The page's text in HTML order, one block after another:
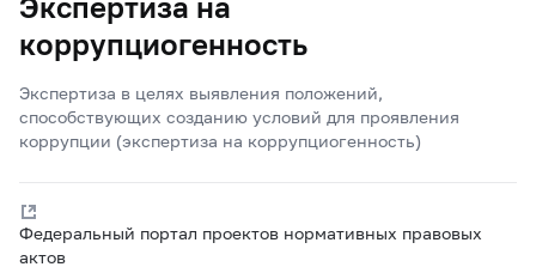
коррупциогенность
Экспертиза в целях выявления положений,
способствующих созданию условий для проявления
коррупции (экспертиза на коррупциогенность)
Федеральный портал проектов нормативных правовых
актов